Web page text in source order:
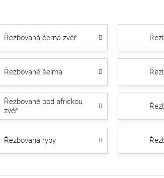
Řezbovaná černá zvěř
Řezbované šelma
Řezbované pod africkou
zvěř
Řezbovaná ryby